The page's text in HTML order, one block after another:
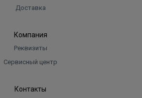
Доставка
Компания
Реквизиты
Сервисный центр
Контакты